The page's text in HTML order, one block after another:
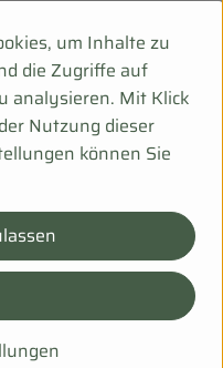
um Inhalte zu
die Zugriffe auf
analysieren. Mit Klick
Nutzung dieser
können Sie